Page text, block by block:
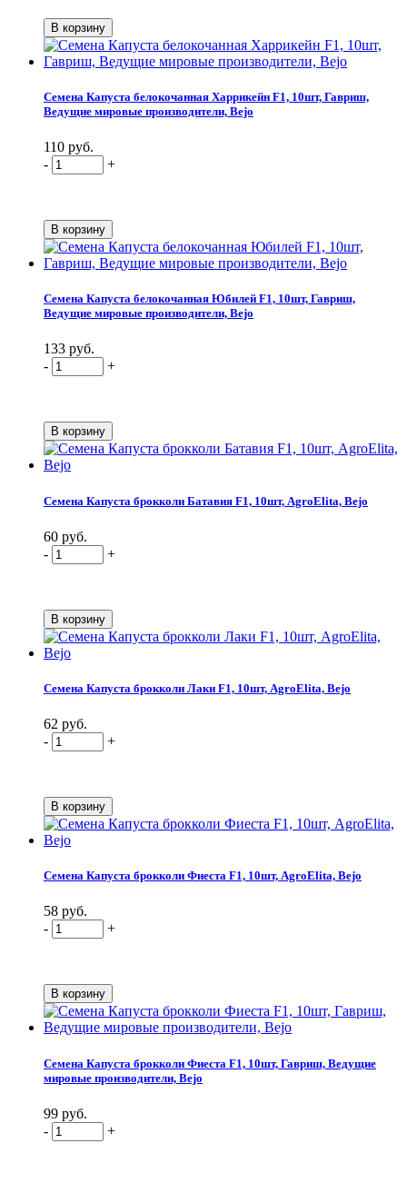
Семена Капуста белокочанная Харрикейн F1, 10шт, Гавриш,
Ведущие мировые производители, Bejo
110 руб.
-
+
Семена Капуста белокочанная Юбилей F1, 10шт, Гавриш,
Ведущие мировые производители, Bejo
133 руб.
-
+
Семена Капуста брокколи Батавия F1, 10шт, AgroElita, Bejo
60 руб.
-
+
Семена Капуста брокколи Лаки F1, 10шт, AgroElita, Bejo
62 руб.
-
+
Семена Капуста брокколи Фиеста F1, 10шт, AgroElita, Bejo
58 руб.
-
+
Семена Капуста брокколи Фиеста F1, 10шт, Гавриш, Ведущие
мировые производители, Bejo
99 руб.
-
+